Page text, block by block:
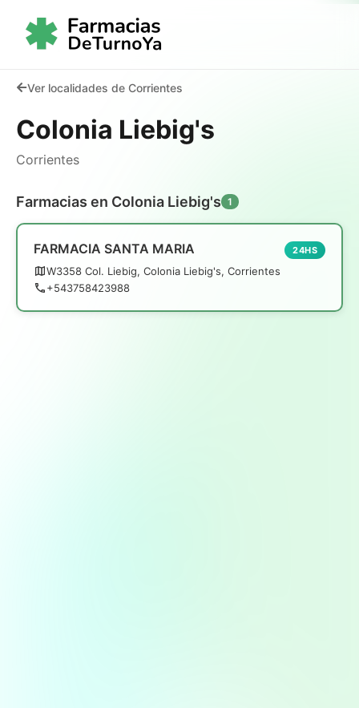
Ver localidades de Corrientes
Colonia Liebig's
Corrientes
Farmacias en Colonia Liebig's 1
FARMACIA SANTA MARIA
W3358 Col. Liebig, Colonia Liebig's, Corrientes
+543758423988
24HS